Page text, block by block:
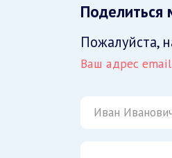
Поделиться
Пожалуйста,
Ваш адрес